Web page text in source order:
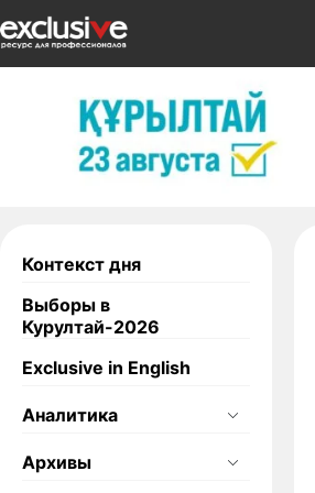
Контекст дня
Выборы в
Курултай-2026
Exclusive in English
Аналитика
Архивы